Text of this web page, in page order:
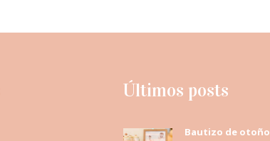
Últimos posts
Bautizo de otoño